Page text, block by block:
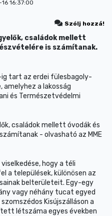
16:37:00
Szólj hozzá!
családok mellett
is számítanak.
tart az erdei fülesbagoly-
amelyhez a lakosság
és Természetvédelmi
családok mellett óvodák és
- olvasható az MME
hogy a téli
a települések, különösen az
belterületeit. Egy-egy
vagy néhány tucat egyed
Kisújszálláson a
létszáma egyes években